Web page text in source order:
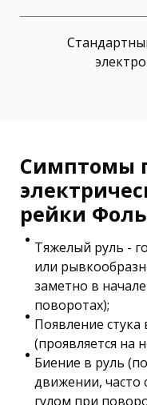
Симптомы
рейки
Тяжелый руль -
или
заметно в
поворотах);
Появление
(проявляется на
Биение в руль
движении, часто
гулом при